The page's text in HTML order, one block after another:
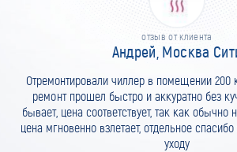
отзыв от клиента
Андрей, Москва
Отремонтировали чиллер в помещении 200
ремонт прошел быстро и аккуратно без
бывает, цена соответствует, так как
цена мгновенно взлетает, отдельное
уходу